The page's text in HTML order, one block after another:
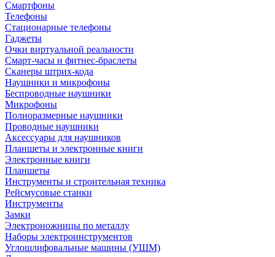
Смартфоны
Телефоны
Стационарные телефоны
Гаджеты
Очки виртуальной реальности
Смарт-часы и фитнес-браслеты
Сканеры штрих-кода
Наушники и микрофоны
Беспроводные наушники
Микрофоны
Полноразмерные наушники
Проводные наушники
Аксессуары для наушников
Планшеты и электронные книги
Электронные книги
Планшеты
Инструменты и строительная техника
Рейсмусовые станки
Инструменты
Замки
Электроножницы по металлу
Наборы электроинструментов
Углошлифовальные машины (УШМ)